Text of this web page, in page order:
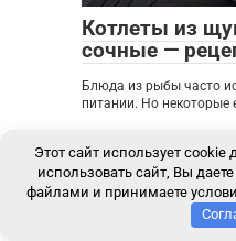
Котлеты из
сочные —
Блюда из рыбы часто
питании. Но некоторые
Этот сайт использует
использовать сайт, Вы
файлами и принимаете